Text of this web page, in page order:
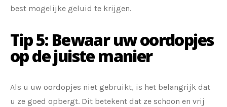
best mogelijke geluid te krijgen.
Tip 5: Bewaar uw oordopjes
op de juiste manier
Als u uw oordopjes niet gebruikt, is het belangrijk dat
u ze goed opbergt. Dit betekent dat ze schoon en vrij